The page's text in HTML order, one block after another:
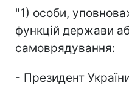
"1) особи,
функцій держави
самоврядування:
- Президент